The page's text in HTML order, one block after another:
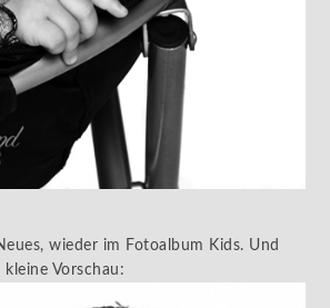
wieder im Fotoalbum Kids. Und
Vorschau: